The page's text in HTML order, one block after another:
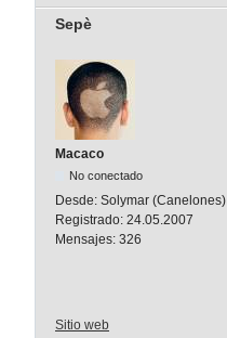
Sepè
Macaco
No conectado
Desde: Solymar (Canelones)
Registrado: 24.05.2007
Mensajes: 326
Sitio web